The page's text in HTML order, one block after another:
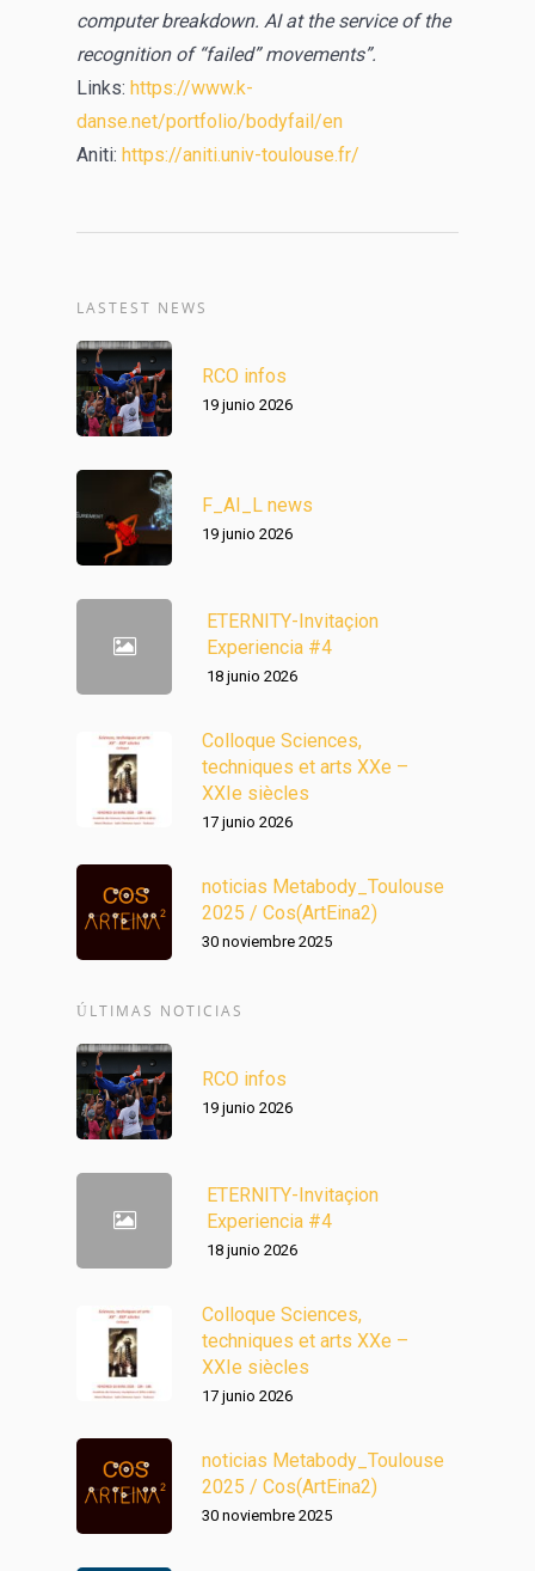
computer breakdown. AI at the service of the
recognition of “failed” movements”.
Links: https://www.k-
danse.net/portfolio/bodyfail/en
Aniti: https://aniti.univ-toulouse.fr/
LASTEST NEWS
RCO infos
19 junio 2026
F_AI_L news
19 junio 2026
ETERNITY-Invitaçion
Experiencia #4
18 junio 2026
Colloque Sciences,
techniques et arts XXe –
XXIe siècles
17 junio 2026
noticias Metabody_Toulouse
2025 / Cos(ArtEina2)
30 noviembre 2025
ÚLTIMAS NOTICIAS
RCO infos
19 junio 2026
ETERNITY-Invitaçion
Experiencia #4
18 junio 2026
Colloque Sciences,
techniques et arts XXe –
XXIe siècles
17 junio 2026
noticias Metabody_Toulouse
2025 / Cos(ArtEina2)
30 noviembre 2025